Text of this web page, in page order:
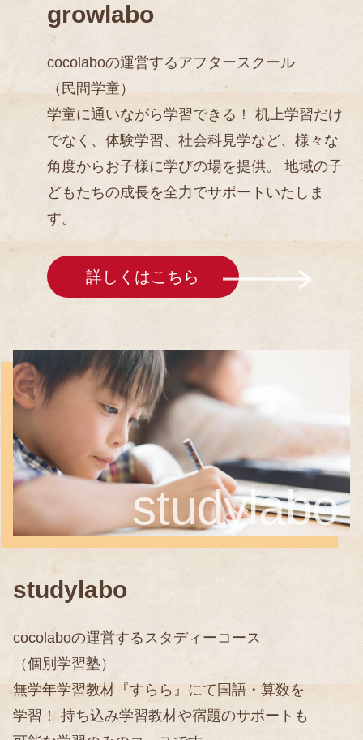
growlabo
cocolaboの運営するアフタースクール
（民間学童）
学童に通いながら学習できる！ 机上学習だけ
でなく、体験学習、社会科見学など、様々な
角度からお子様に学びの場を提供。 地域の子
どもたちの成長を全力でサポートいたしま
す。
詳しくはこちら
studylabo
studylabo
cocolaboの運営するスタディーコース
（個別学習塾）
無学年学習教材『すらら』にて国語・算数を
学習！ 持ち込み学習教材や宿題のサポートも